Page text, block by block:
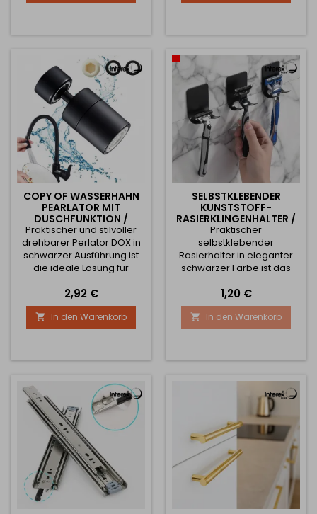
und bietet einen
Aufhängen von
oder Accessoires. Der
Haken wird einfach mit
Kleber oder
doppelseitigem...
wollen. Der versteckte,
schafft zusätzlichen
Sie ihn brauchen –
griffbereit, aber außerhalb
Ihres Arbeitsbereichs. Die...
COPY OF WASSERHAHN
PEARLATOR MIT
DUSCHFUNKTION /
SCHWARZ
Praktischer und stilvoller
drehbarer Perlator DOX in
schwarzer Ausführung ist
die ideale Lösung für
Er ermöglicht die
Einstellung der
Wasserstrahlrichtung, was
den Komfort bei
erheblich erhöht –
abspülen, Spüle reinigen
oder Händewaschen wird
viel einfacher und
bequemer. Die...
Preis
2,92 €
 In den Warenkorb
SELBSTKLEBENDER
KUNSTSTOFF-
RASIERKLINGENHALTER /
SCHWARZ
Praktischer
selbstklebender
Rasierhalter in eleganter
schwarzer Farbe ist das
Badezimmer. Dank des
minimalistischen Designs
und der kompakten
Abmessungen bietet er
hygienischen und sicheren
des Rasierers. Der Halter ist
mit einem hochwertigen
doppelseitigen Klebeband
ausgestattet,...
Preis
1,20 €
 In den Warenkorb